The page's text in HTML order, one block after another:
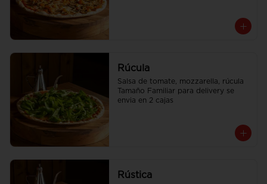
Rúcula
Salsa de tomate, mozzarella, rúcula
Tamaño Familiar para delivery se
envia en 2 cajas
Rústica